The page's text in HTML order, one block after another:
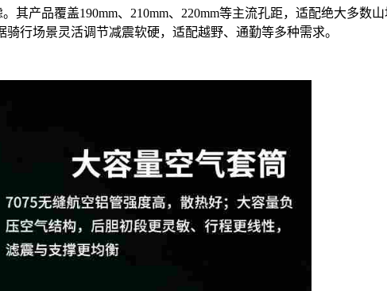
产品覆盖190mm、210mm、220mm等主流孔距，适配绝大多数
行场景灵活调节减震软硬，适配越野、通勤等多种需求。